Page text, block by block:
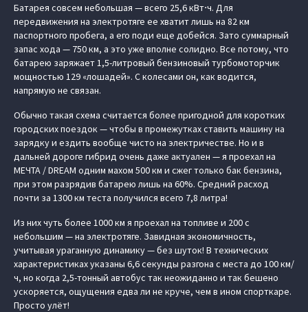
Батарея совсем небольшая — всего 25,6 кВт⋅ч. Для
передвижения на электротяге ее хватит лишь на 82 км
паспортного пробега, а его поди еще добейся. Зато суммарный
запас хода — 750 км, а это уже вполне солидно. Все потому, что
батарею заряжает 1,5-литровый бензиновый турбомоторчик
мощностью 129 «лошадей». С колесами он, как водится,
напрямую не связан.
Обычно такая схема считается более пригодной для коротких
городских поездок — чтобы в промежутках ставить машину на
зарядку и ездить вообще чисто на электричестве. Но и в
дальней дороге гибрид очень даже актуален — я проехал на
МЕЧТА / DREAM одним махом 500 км и сжег только бак бензина,
при этом разрядив батарею лишь на 60%. Средний расход
почти за 1300 км теста получился всего 7,8 литра!
Из них чуть более 1000 км я проехал на топливе и 200 с
небольшим — на электротяге. Завидная экономичность,
учитывая ураганную динамику — без шуток! В технических
характеристиках указаны 6,6 секунды разгона с места до 100 км/
ч, но когда 2,5-тонный автобус так неожиданно и так бешено
ускоряется, ощущения едва ли не круче, чем в ином спорткаре.
Просто улёт!